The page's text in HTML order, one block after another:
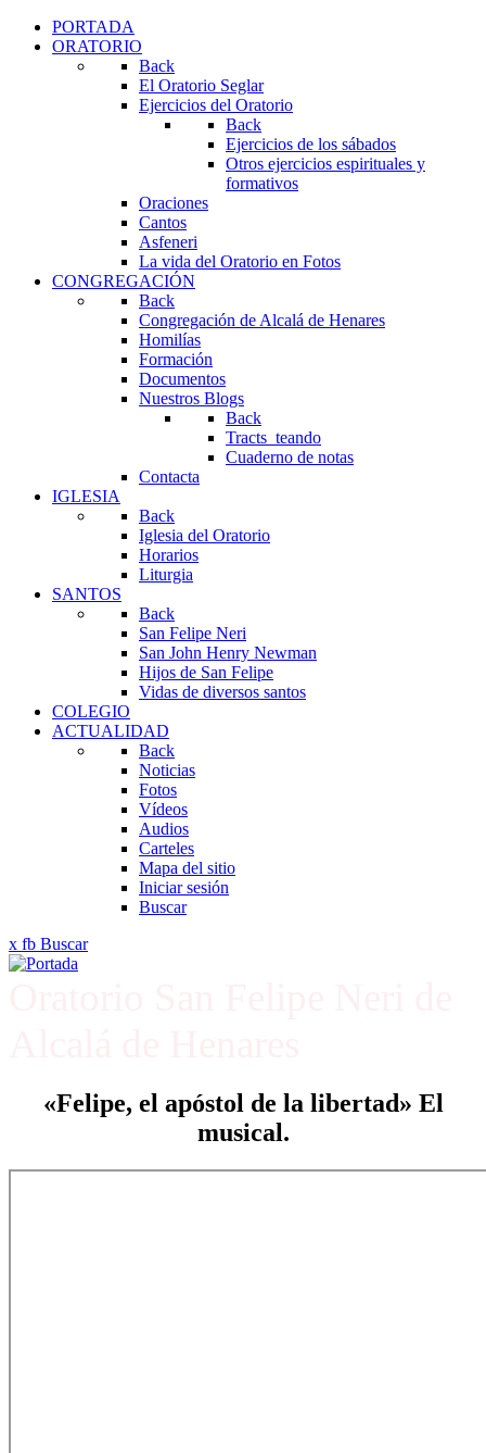
PORTADA
ORATORIO
Back
El Oratorio Seglar
Ejercicios del Oratorio
Back
Ejercicios de los sábados
Otros ejercicios espirituales y
formativos
Oraciones
Cantos
Asfeneri
La vida del Oratorio en Fotos
CONGREGACIÓN
Back
Congregación de Alcalá de Henares
Homilías
Formación
Documentos
Nuestros Blogs
Back
Tracts_teando
Cuaderno de notas
Contacta
IGLESIA
Back
Iglesia del Oratorio
Horarios
Liturgia
SANTOS
Back
San Felipe Neri
San John Henry Newman
Hijos de San Felipe
Vidas de diversos santos
COLEGIO
ACTUALIDAD
Back
Noticias
Fotos
Vídeos
Audios
Carteles
Mapa del sitio
Iniciar sesión
Buscar
x fb Buscar
«Felipe, el apóstol de la libertad» El
musical.